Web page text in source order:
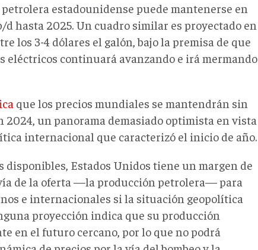
estadounidense puede mantenerse en
d hasta 2025. Un cuadro similar es proyectado en
los 3-4 dólares el galón, bajo la premisa de que
eléctricos continuará avanzando e irá mermando
que los precios mundiales se mantendrán sin
2024, un panorama demasiado optimista en vista
internacional que caracterizó el inicio de año.
disponibles, Estados Unidos tiene un margen de
de la oferta —la producción petrolera— para
e internacionales si la situación geopolítica
proyección indica que su producción
en el futuro cercano, por lo que no podrá